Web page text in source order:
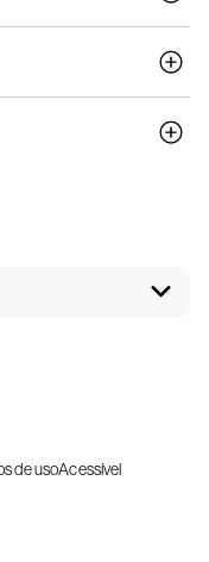
de usoAcessível